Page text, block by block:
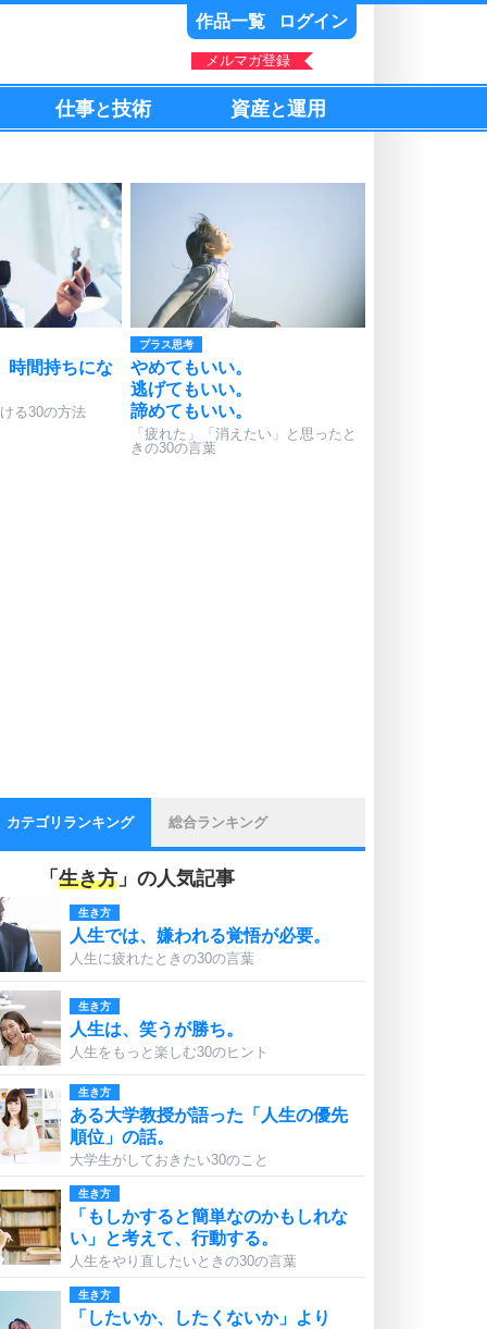
作品一覧 ログイン
メルマガ登録
仕事と技術 資産と運用
時間持ちにな
る30の方法
プラス思考
やめてもいい。
逃げてもいい。
諦めてもいい。
「疲れた」「消えたい」と思ったと
きの30の言葉
カテゴリランキング 総合ランキング
「 生き方 」の人気記事
生き方
人生では、嫌われる覚悟が必要。
人生に疲れたときの30の言葉
生き方
人生は、笑うが勝ち。
人生をもっと楽しむ30のヒント
生き方
ある大学教授が語った「人生の優先
順位」の話。
大学生がしておきたい30のこと
生き方
「もしかすると簡単なのかもしれな
い」と考えて、行動する。
人生をやり直したいときの30の言葉
生き方
「したいか、したくないか」より